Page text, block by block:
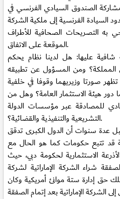
الصندوق السيادي الفرنسي في
السيادة الفرنسية إلى ملكية الشركة
به التصريحات الصحافية للأطراف
الموقعة على الاتفاق.
شافية عليها: هل لدينا نظام يحكم
المملكة؟ ومن المسؤول عن تطبيقه
تظهر صورتا وزيريهما وقوفا في خلفية
دور هيئة الاستثمار العامة؟ وهل من
للمصادقة عبر مؤسسات الدولة
التشريعية والتنفيذية والقضائية؟.
عدة سنوات أن الدول الكبرى تدقق
قد تتبع حكومات كما هو الحال مع
الاستثمارية لحكومة دبي، حيث
شراء الشركة الإماراتية لشركة
حق إدارة ستة موانئ أمريكية وكان